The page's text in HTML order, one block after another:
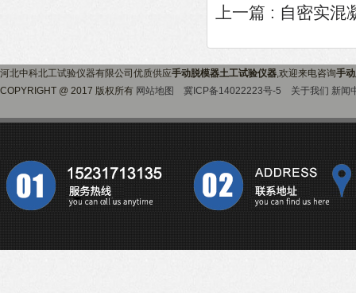
上一篇 : 自密实混
河北中科北工试验仪器有限公司优质供应手动脱模器土工试验仪器,欢迎来电咨询手
COPYRIGHT @ 2017 版权所有 网站地图 冀ICP备14022223号-5 关于我们 新闻